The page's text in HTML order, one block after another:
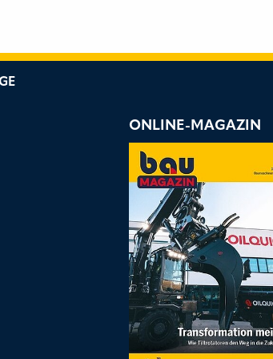
ONLINE-MAGAZIN